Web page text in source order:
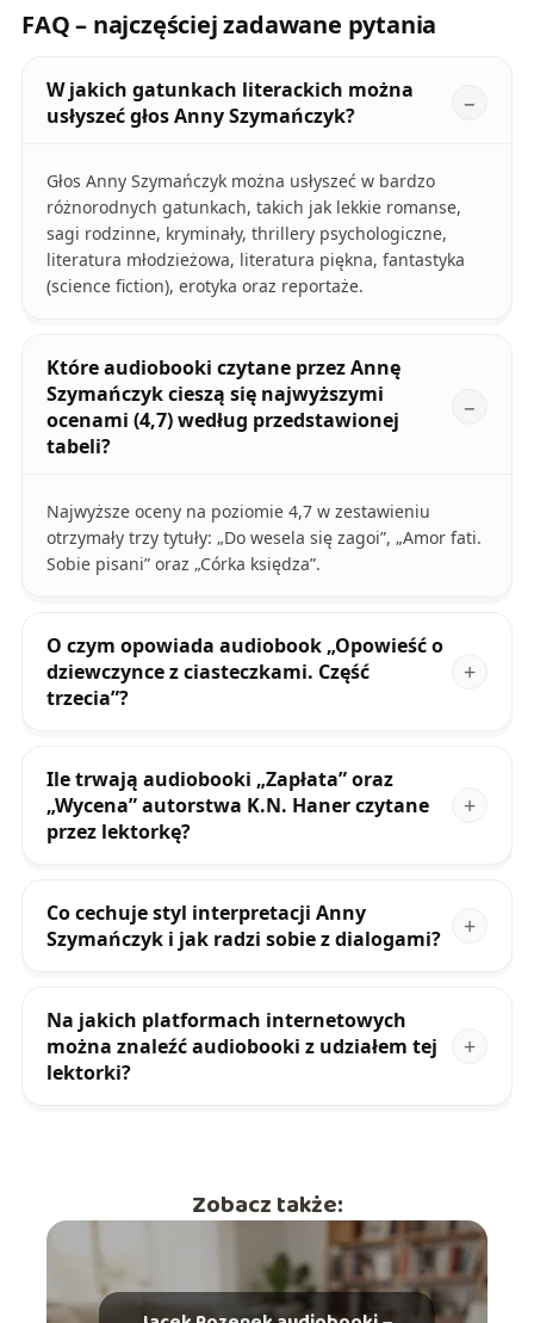
FAQ – najczęściej zadawane pytania
W jakich gatunkach literackich można
usłyszeć głos Anny Szymańczyk?
Głos Anny Szymańczyk można usłyszeć w bardzo
różnorodnych gatunkach, takich jak lekkie romanse,
sagi rodzinne, kryminały, thrillery psychologiczne,
literatura młodzieżowa, literatura piękna, fantastyka
(science fiction), erotyka oraz reportaże.
Które audiobooki czytane przez Annę
Szymańczyk cieszą się najwyższymi
ocenami (4,7) według przedstawionej
tabeli?
Najwyższe oceny na poziomie 4,7 w zestawieniu
otrzymały trzy tytuły: „Do wesela się zagoi”, „Amor fati.
Sobie pisani” oraz „Córka księdza”.
O czym opowiada audiobook „Opowieść o
dziewczynce z ciasteczkami. Część
trzecia”?
Ile trwają audiobooki „Zapłata” oraz
„Wycena” autorstwa K.N. Haner czytane
przez lektorkę?
Co cechuje styl interpretacji Anny
Szymańczyk i jak radzi sobie z dialogami?
Na jakich platformach internetowych
można znaleźć audiobooki z udziałem tej
lektorki?
Zobacz także: